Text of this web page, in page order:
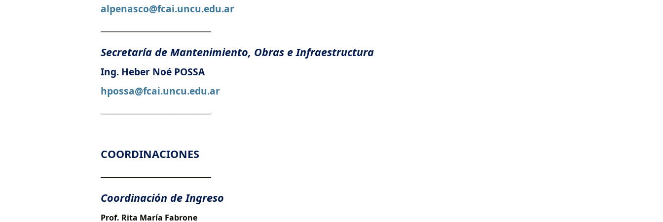
alpenasco@fcai.uncu.edu.ar
Secretaría de Mantenimiento, Obras e Infraestructura
Ing. Heber Noé POSSA
hpossa@fcai.uncu.edu.ar
COORDINACIONES
Coordinación de Ingreso
Prof. Rita María Fabrone